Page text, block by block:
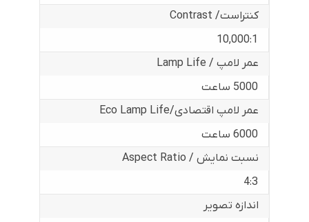
کنتراست/ Contrast
10,000:1
عمر لامپ / Lamp Life
5000 ساعت
عمر لامپ اقتصادی/Eco Lamp Life
6000 ساعت
نسبت نمایش / Aspect Ratio
4:3
اندازه تصویر